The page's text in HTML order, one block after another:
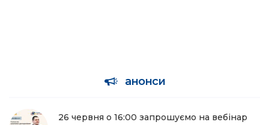
анонси
26 червня о 16:00 запрошуємо на вебінар